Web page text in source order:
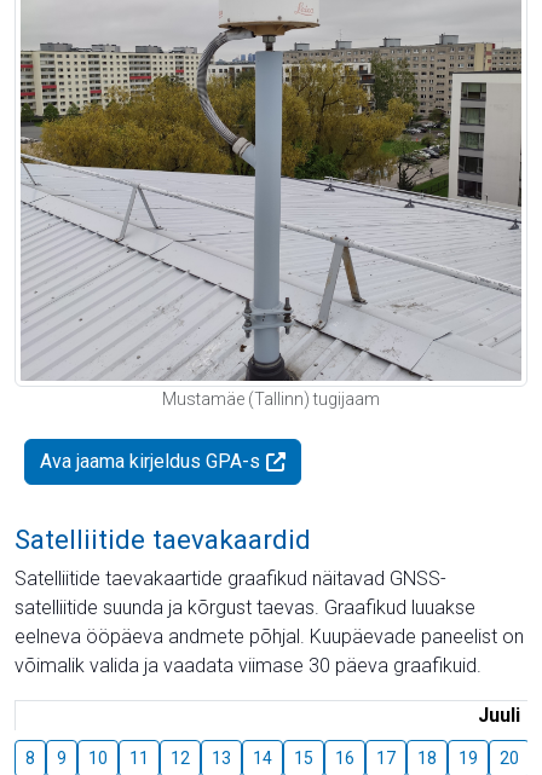
Mustamäe (Tallinn) tugijaam
Ava jaama kirjeldus GPA-s
Satelliitide taevakaardid
Satelliitide taevakaartide graafikud näitavad GNSS-
satelliitide suunda ja kõrgust taevas. Graafikud luuakse
eelneva ööpäeva andmete põhjal. Kuupäevade paneelist on
võimalik valida ja vaadata viimase 30 päeva graafikuid.
Juuli
8 9 10 11 12 13 14 15 16 17 18 19 20